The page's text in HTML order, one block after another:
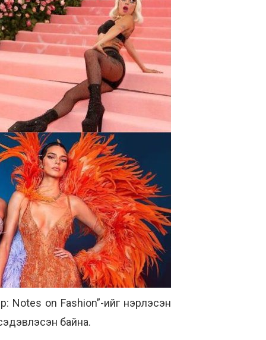
Notes on Fashion”-ийг нэрлэсэн
байна.